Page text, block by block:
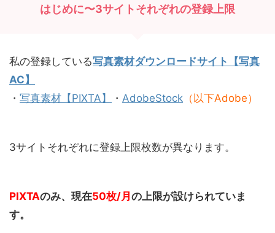
はじめに〜3サイトそれぞれの登録上限
私の登録している写真素材ダウンロードサイト【写真
AC】
・ 写真素材【PIXTA】 ・ AdobeStock （以下Adobe）
3サイトそれぞれに登録上限枚数が異なります。
PIXTAのみ、現在50枚/月の上限が設けられていま
す。